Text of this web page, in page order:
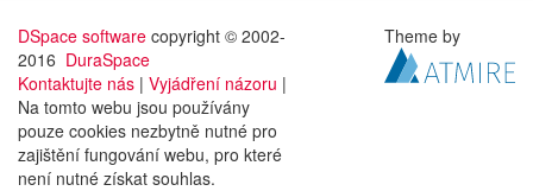
DSpace software copyright © 2002-
2016 DuraSpace
Kontaktujte nás | Vyjádření názoru |
Na tomto webu jsou používány
pouze cookies nezbytně nutné pro
zajištění fungování webu, pro které
není nutné získat souhlas.
Theme by